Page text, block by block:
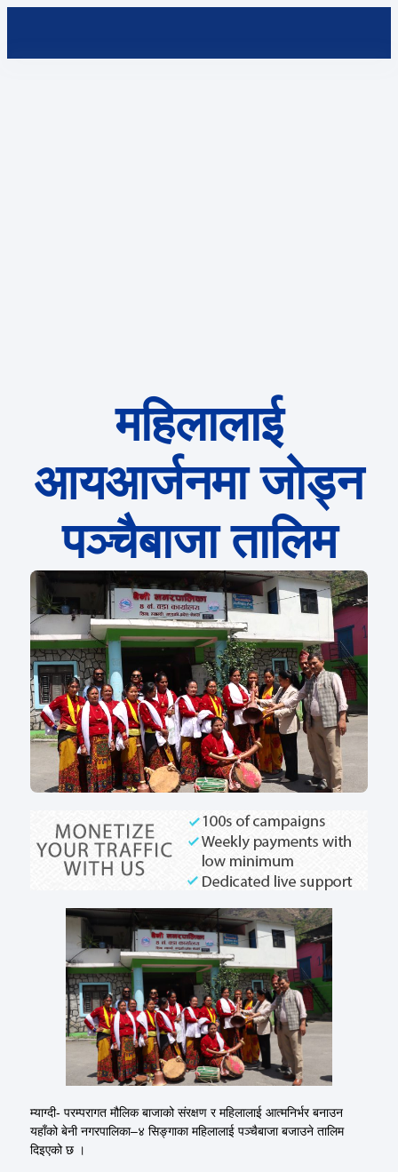
महिलालाई
आयआर्जनमा जोड्न
पञ्चैबाजा तालिम
म्याग्दी- परम्परागत मौलिक बाजाको संरक्षण र महिलालाई आत्मनिर्भर बनाउन
यहाँको बेनी नगरपालिका–४ सिङ्गाका महिलालाई पञ्चैबाजा बजाउने तालिम
दिइएको छ ।